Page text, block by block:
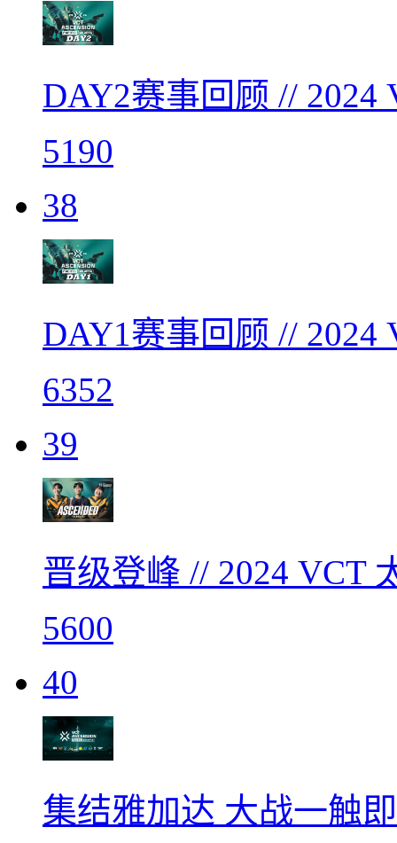
DAY2赛事回顾 // 2024
5190
38
DAY1赛事回顾 // 2024
6352
39
晋级登峰 // 2024 VCT
5600
40
集结雅加达 大战一触